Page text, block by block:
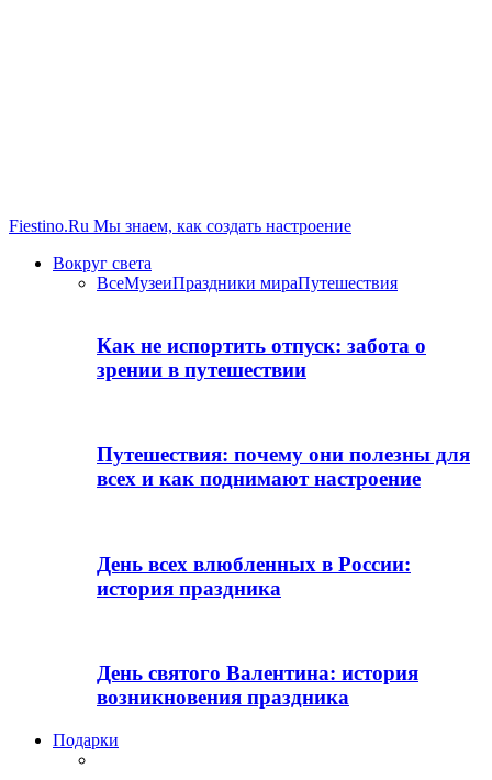
Fiestino.Ru Мы знаем, как создать настроение
Вокруг света
ВсеМузеиПраздники мираПутешествия
Как не испортить отпуск: забота о
зрении в путешествии
Путешествия: почему они полезны для
всех и как поднимают настроение
День всех влюбленных в России:
история праздника
День святого Валентина: история
возникновения праздника
Подарки